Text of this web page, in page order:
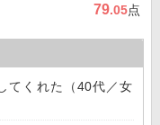
79.05点
てくれた（40代／女